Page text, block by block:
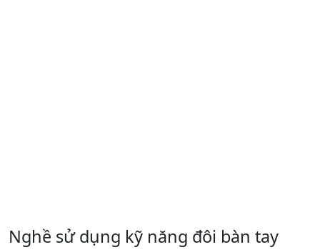
Nghề sử dụng kỹ năng đôi bàn tay